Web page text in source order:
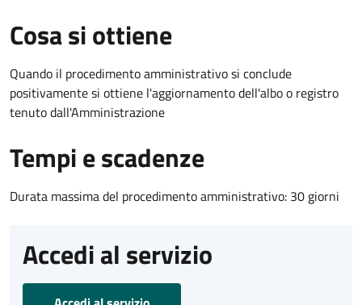
Cosa si ottiene
Quando il procedimento amministrativo si conclude
positivamente si ottiene l'aggiornamento dell'albo o registro
tenuto dall'Amministrazione
Tempi e scadenze
Durata massima del procedimento amministrativo: 30 giorni
Accedi al servizio